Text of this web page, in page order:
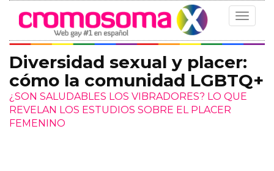
Toggle
Diversidad sexual y placer:
cómo la comunidad LGBTQ+
¿SON SALUDABLES LOS VIBRADORES? LO QUE
REVELAN LOS ESTUDIOS SOBRE EL PLACER
FEMENINO